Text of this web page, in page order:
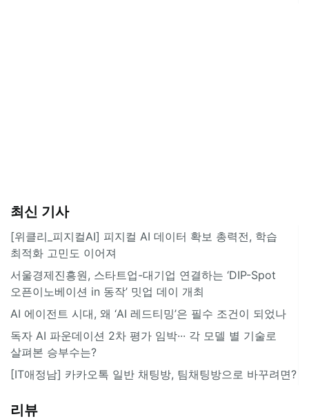
최신 기사
[위클리_피지컬AI] 피지컬 AI 데이터 확보 총력전, 학습
최적화 고민도 이어져
서울경제진흥원, 스타트업-대기업 연결하는 ‘DIP-Spot
오픈이노베이션 in 동작’ 밋업 데이 개최
AI 에이전트 시대, 왜 ‘AI 레드티밍’은 필수 조건이 되었나
독자 AI 파운데이션 2차 평가 임박··· 각 모델 별 기술로
살펴본 승부수는?
[IT애정남] 카카오톡 일반 채팅방, 팀채팅방으로 바꾸려면?
리뷰